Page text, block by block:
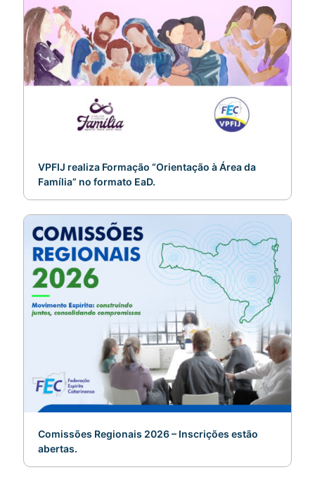
VPFIJ realiza Formação “Orientação à Área da
Família” no formato EaD.
Comissões Regionais 2026 – Inscrições estão
abertas.